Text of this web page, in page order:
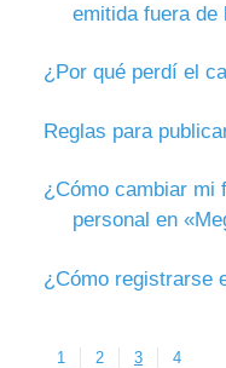
emitida fuera de
¿Por qué perdí el
Reglas para
¿Cómo cambiar mi
personal en
¿Cómo registrarse
1 2 3 4